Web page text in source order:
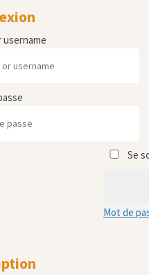
username
Se
Mot de